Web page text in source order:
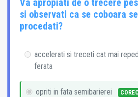
Va apropiati de o trecere
si observati ca se coboara
procedati?
accelerati si treceti cat mai
ferata
opriti in fata semibarierei